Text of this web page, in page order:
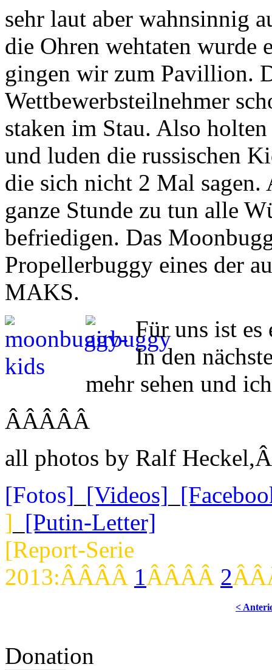
sehr laut aber wahnsinnig
die Ohren wehtaten wurde
gingen wir zum Pavillion.
Wettbewerbsteilnehmer
staken im Stau. Also
und luden die russischen
die sich nicht 2 Mal sagen.
ganze Stunde zu tun alle
befriedigen. Das
Propellerbuggy eines der
MAKS.
Für uns ist
In den
mehr sehen und
ÂÂÂÂÂ
all photos by Ralf
[Fotos] [Videos]
] [Putin-Letter]
[Report-
2013:ÂÂÂÂ 1ÂÂÂÂ 2
<
Donation